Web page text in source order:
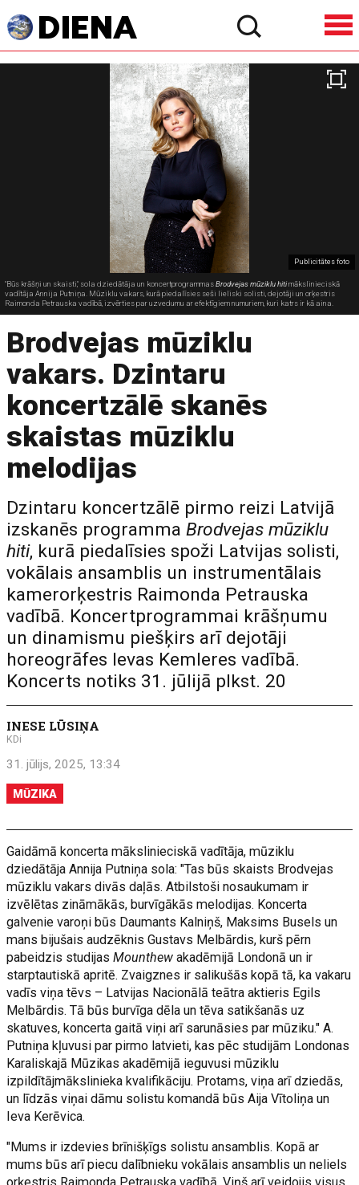
Publicitātes foto
"Būs krāšņi un skaisti," sola dziedātāja un koncertprogrammasBrodvejas mūziklu hitimākslinieciskā
vadītāja Annija Putniņa. Mūziklu vakars, kurā piedalīsies seši lieliski solisti, dejotāji un orķestris
Raimonda Petrauska vadībā, izvērties par uzvedumu ar efektīgiem numuriem, kuri katrs ir kā aina.
Brodvejas mūziklu
vakars. Dzintaru
koncertzālē skanēs
skaistas mūziklu
melodijas
Dzintaru koncertzālē pirmo reizi Latvijā
izskanēs programmaBrodvejas mūziklu
hiti, kurā piedalīsies spoži Latvijas solisti,
vokālais ansamblis un instrumentālais
kamerorķestris Raimonda Petrauska
vadībā. Koncertprogrammai krāšņumu
un dinamismu piešķirs arī dejotāji
horeogrāfes Ievas Kemleres vadībā.
Koncerts notiks 31. jūlijā plkst. 20
INESE LŪSIŅA
KDi
31. jūlijs, 2025, 13:34
MŪZIKA
Gaidāmā koncerta mākslinieciskā vadītāja, mūziklu
dziedātāja Annija Putniņa sola: "Tas būs skaists Brodvejas
mūziklu vakars divās daļās. Atbilstoši nosaukumam ir
izvēlētas zināmākās, burvīgākās melodijas. Koncerta
galvenie varoņi būs Daumants Kalniņš, Maksims Busels un
mans bijušais audzēknis Gustavs Melbārdis, kurš pērn
pabeidzis studijasMounthewakadēmijā Londonā un ir
starptautiskā apritē. Zvaigznes ir salikušās kopā tā, ka vakaru
vadīs viņa tēvs – Latvijas Nacionālā teātra aktieris Egils
Melbārdis. Tā būs burvīga dēla un tēva satikšanās uz
skatuves, koncerta gaitā viņi arī sarunāsies par mūziku." A.
Putniņa kļuvusi par pirmo latvieti, kas pēc studijām Londonas
Karaliskajā Mūzikas akadēmijā ieguvusi mūziklu
izpildītājmākslinieka kvalifikāciju. Protams, viņa arī dziedās,
un līdzās viņai dāmu solistu komandā būs Aija Vītoliņa un
Ieva Kerēvica.
"Mums ir izdevies brīnišķīgs solistu ansamblis. Kopā ar
mums būs arī piecu dalībnieku vokālais ansamblis un neliels